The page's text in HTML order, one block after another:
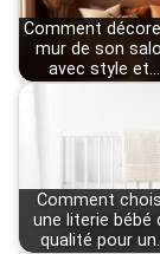
Comment
mur de son
avec style et…
Comment
une literie bébé
qualité pour